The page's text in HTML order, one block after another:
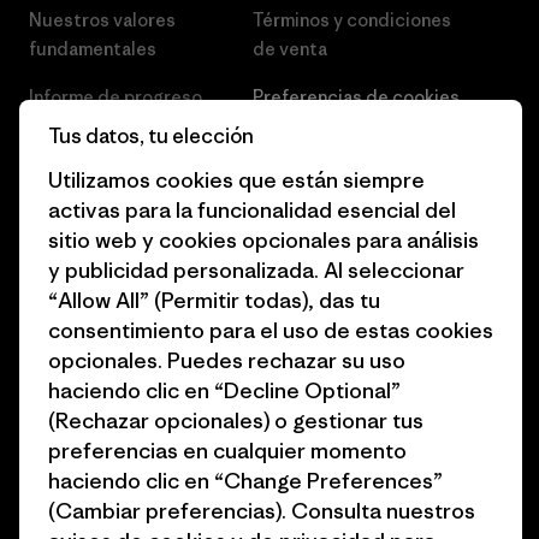
Nuestros valores
fundamentales
Informe de progreso
Business Unusual
Objetivos climáticos
1% for the Planet
Cómo financiamos
Tarjetas regalo
Encuentra una tienda
Términos y condiciones
de venta
Preferencias de cookies
Empleo
Prensa
Programa para profesionales
del sector
Programa de afiliados
Mapa del sitio Patagonia
España
Tus datos, tu elección
Utilizamos cookies que están siempre
activas para la funcionalidad esencial del
sitio web y cookies opcionales para análisis
y publicidad personalizada. Al seleccionar
“Allow All” (Permitir todas), das tu
consentimiento para el uso de estas cookies
opcionales. Puedes rechazar su uso
haciendo clic en “Decline Optional”
(Rechazar opcionales) o gestionar tus
preferencias en cualquier momento
haciendo clic en “Change Preferences”
(Cambiar preferencias). Consulta nuestros